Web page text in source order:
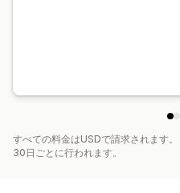
すべての料金はUSDで請求されます
30日ごとに行われます。